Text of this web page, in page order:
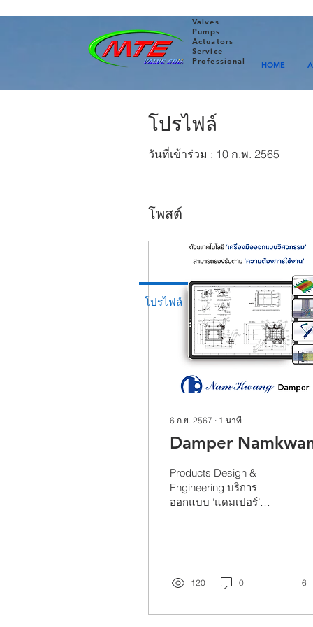
Valves
Pumps
Actuators
Service
Professional
HOME
โปรไฟล์
วันที่เข้าร่วม : 10 ก.พ. 2565
โพสต์
6 ก.ย. 2567 ∙ 1 นาที
Damper
Products Design &
Engineering บริการ
ออกแบบ ‘แดมเปอร์’
ตาม ‘ความต้องการใช้งาน
120 0 6
โปรไฟล์